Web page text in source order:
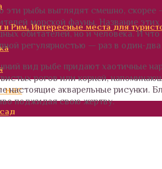
и Рим. Интересные места для
нас
эти рыбы выглядят смешно,
морской фауны. Название
обитателей, но и человека. И
регулярностью — раз в один-
вид рыбе придают хаотичные
рогов или корней,
настоящие акварельные рисунки.
поджидая свою жертву.